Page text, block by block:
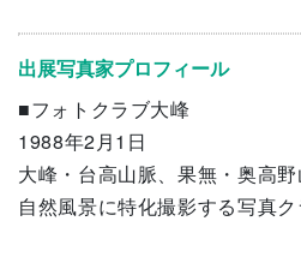
出展写真家プロフィール
■フォトクラブ大峰
1988年2月1日
大峰・台高山脈、果無・奥高
自然風景に特化撮影する写真